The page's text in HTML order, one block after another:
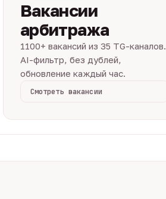
Вакансии
арбитража
1100+ вакансий из 35 TG-каналов.
AI-фильтр, без дублей,
обновление каждый час.
Смотреть вакансии